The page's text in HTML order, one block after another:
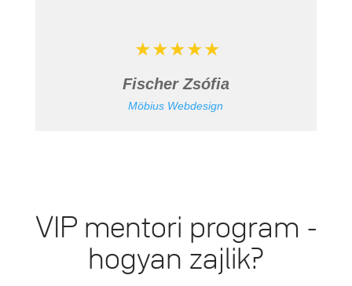
Fischer Zsófia
Möbius Webdesign
VIP mentori program -
hogyan zajlik?